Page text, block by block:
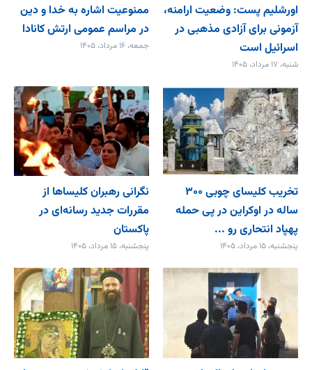
اورشلیم پست: وضعیت ارامنه،
آزمونی برای آزادی مذهبی در
اسرائیل است
شنبه، ۱۷ مرداد، ۱۴۰۵
ممنوعیت اشاره به خدا و دین
در مراسم عمومی ارتش کانادا
جمعه، ۱۶ مرداد، ۱۴۰۵
تخریب کلیسای چوبی ۳۰۰
ساله در اوکراین در پی حمله
پهپاد انتحاری رو ...
پنجشنبه، ۱۵ مرداد، ۱۴۰۵
نگرانی رهبران کلیساها از
مقررات جدید رسانه‌ای در
پاکستان
پنجشنبه، ۱۵ مرداد، ۱۴۰۵